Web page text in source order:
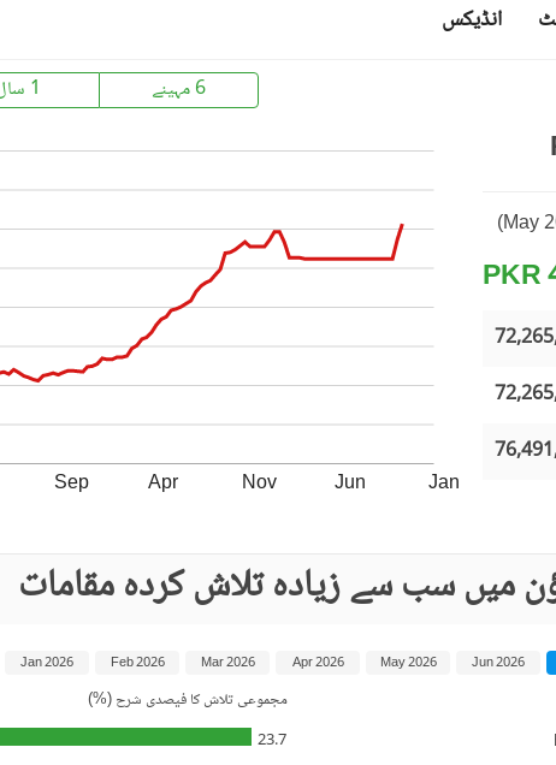
6 مہینے 1 سال
Sep Apr Nov Jun Jan
انڈیکس
میں سب سے زیادہ تلاش کردہ مقامات
مجموعی تلاش کا فیصدی شرح (%)
23.7
Jun 2026
May 2026
Apr 2026
Mar 2026
Feb 2026
Jan 2026